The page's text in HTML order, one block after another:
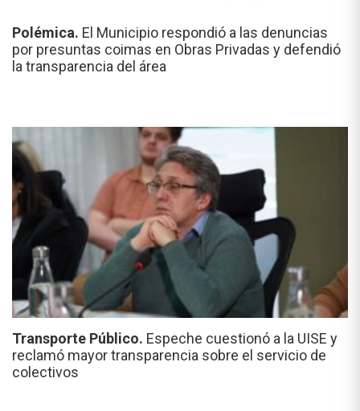
Polémica. El Municipio respondió a las denuncias
por presuntas coimas en Obras Privadas y defendió
la transparencia del área
Transporte Público. Espeche cuestionó a la UISE y
reclamó mayor transparencia sobre el servicio de
colectivos